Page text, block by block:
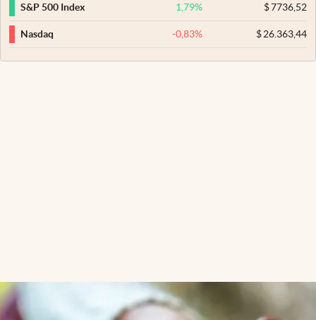
S&P 500 Index 1,79% $7736,52
Nasdaq -0,83% $26.363,44